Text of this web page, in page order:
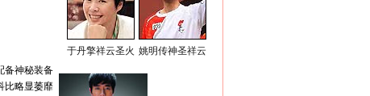
于丹擎祥云圣火 姚明传神圣祥云
备神秘装备
比略显萎靡